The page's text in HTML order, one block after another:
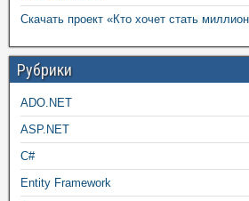
Скачать проект «Кто хочет стать
Рубрики
ADO.NET
ASP.NET
C#
Entity Framework